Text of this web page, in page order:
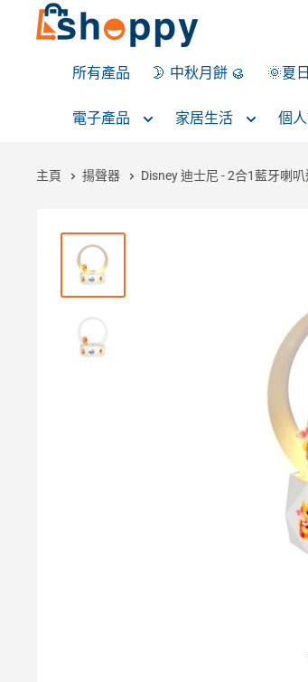
所有產品 🌛 中秋月餅 🥮 🌞夏
電子產品 家居生活 個
主頁 揚聲器 Disney 迪士尼 - 2合1藍牙喇